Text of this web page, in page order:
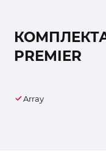
PREMIER
Array